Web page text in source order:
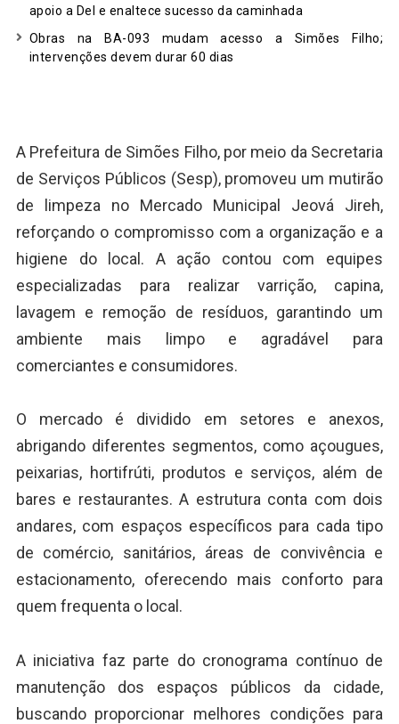
apoio a Del e enaltece sucesso da caminhada
Obras na BA-093 mudam acesso a Simões Filho;
intervenções devem durar 60 dias
A Prefeitura de Simões Filho, por meio da Secretaria
de Serviços Públicos (Sesp), promoveu um mutirão
de limpeza no Mercado Municipal Jeová Jireh,
reforçando o compromisso com a organização e a
higiene do local. A ação contou com equipes
especializadas para realizar varrição, capina,
lavagem e remoção de resíduos, garantindo um
ambiente mais limpo e agradável para
comerciantes e consumidores.
O mercado é dividido em setores e anexos,
abrigando diferentes segmentos, como açougues,
peixarias, hortifrúti, produtos e serviços, além de
bares e restaurantes. A estrutura conta com dois
andares, com espaços específicos para cada tipo
de comércio, sanitários, áreas de convivência e
estacionamento, oferecendo mais conforto para
quem frequenta o local.
A iniciativa faz parte do cronograma contínuo de
manutenção dos espaços públicos da cidade,
buscando proporcionar melhores condições para